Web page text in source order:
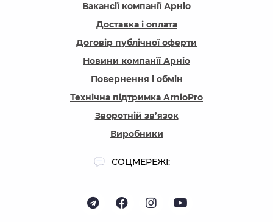
Вакансії компанїї Арніо
Доставка і оплата
Договір публічної оферти
Новини компанїї Арніо
Повернення і обмін
Технічна підтримка ArnioPro
Зворотній зв’язок
Виробники
СОЦМЕРЕЖІ: